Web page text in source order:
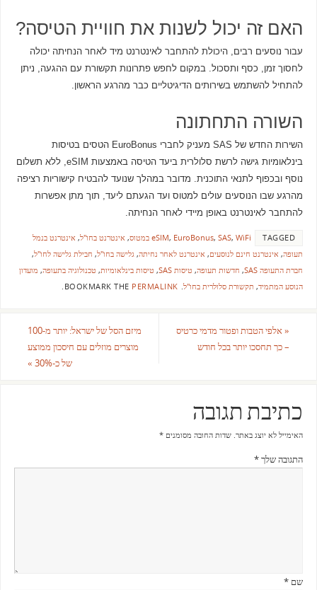
האם זה יכול לשנות את חוויית הטיסה?
עבור נוסעים רבים, היכולת להתחבר לאינטרנט מיד לאחר הנחיתה יכולה
לחסוך זמן, כסף ותסכול. במקום לחפש פתרונות תקשורת עם ההגעה, ניתן
להתחיל להשתמש בשירותים הדיגיטליים כבר מהרגע הראשון.
השורה התחתונה
השירות החדש של SAS מעניק לחברי EuroBonus הטסים בטיסות
בינלאומיות גישה לרשת סלולרית ביעד הטיסה באמצעות eSIM, ללא תשלום
נוסף ובכפוף לתנאי התוכנית. מדובר במהלך שנועד להבטיח קישוריות רציפה
מהרגע שבו הנוסעים עולים למטוס ועד הגעתם ליעד, תוך מתן אפשרות
להתחבר לאינטרנט באופן מיידי לאחר הנחיתה.
TAGGED
eSIM, EuroBonus,SAS,WiFi במטוס , אינטרנט בחו"ל, אינטרנט בנמל
תעופה, אינטרנט חינם לנוסעים, אינטרנט לאחר נחיתה, גלישה בחו"ל, חבילת גלישה לחו"ל,
חברת התעופה SAS
, חדשות תעופה, טיסות SAS , טיסות בינלאומיות, טכנולוגיה בתעופה, מועדון
הנוסע המתמיד, תקשורת סלולרית בחו"ל.
PERMALINK
.
«אלפי הטבות ופטור מדמי כרטיס
– כך תחסכו יותר בכל חודש
מיזם הסל של ישראל: יותר מ-100
מוצרים מוזלים עם חיסכון ממוצע
של כ-30%
»
כתיבת תגובה
האימייל לא יוצג באתר. שדות החובה מסומנים *
התגובה שלך*
שם *